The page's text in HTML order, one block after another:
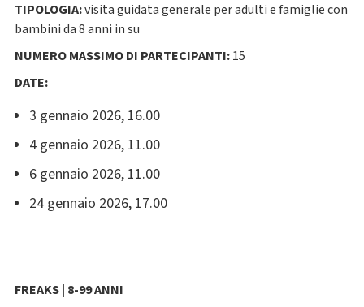
TIPOLOGIA:visita guidata generale per adulti e famiglie con
bambini da 8 anni in su
NUMERO MASSIMO DI PARTECIPANTI:15
DATE:
3 gennaio 2026, 16.00
4 gennaio 2026, 11.00
6 gennaio 2026, 11.00
24 gennaio 2026, 17.00
FREAKS| 8-99 ANNI